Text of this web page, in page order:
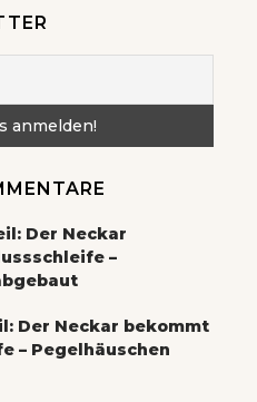
Der Neckar
–
Der Neckar bekommt
– Pegelhäuschen